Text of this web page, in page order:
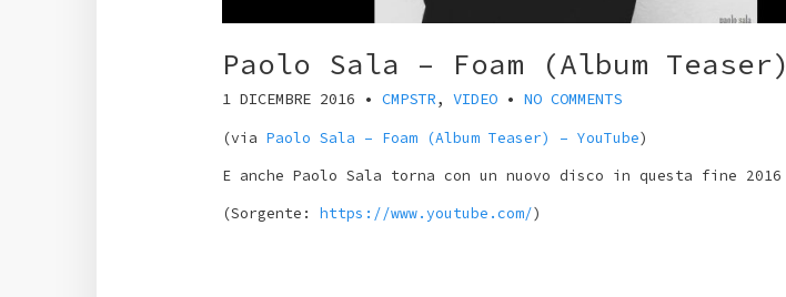
Paolo Sala – Foam (Album Teaser)
1 DICEMBRE 2016 • CMPSTR, VIDEO• NO COMMENTS
(via Paolo Sala – Foam (Album Teaser) – YouTube)
E anche Paolo Sala torna con un nuovo disco in questa fine 2016
(Sorgente: https://www.youtube.com/)